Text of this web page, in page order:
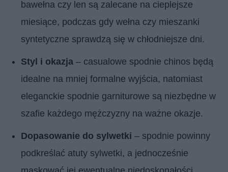
bawełna czy len są zalecane na cieplejsze
miesiące, podczas gdy wełna czy mieszanki
syntetyczne sprawdzą się w chłodniejsze dni.
Styl i okazja – casualowe spodnie chinos będą
idealne na mniej formalne wyjścia, natomiast
eleganckie spodnie garniturowe są niezbędne w
szafie każdego mężczyzny na ważne okazje.
Dopasowanie do sylwetki – spodnie powinny
podkreślać atuty sylwetki, a jednocześnie